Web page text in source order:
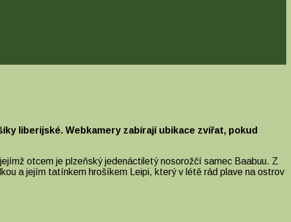
liberijské. Webkamery zabírají ubikace zvířat, pokud
otcem je plzeňský jedenáctiletý nosorožčí samec Baabuu. Z
a jejím tatínkem hrošíkem Leipi, který v létě rád plave na ostrov